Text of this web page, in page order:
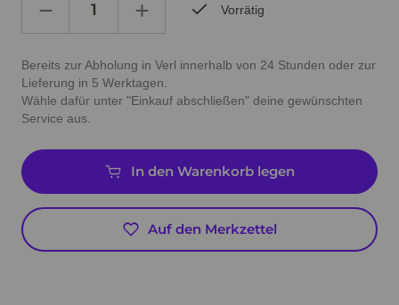
Vorrätig
Bereits zur Abholung in Verl innerhalb von 24 Stunden oder zur
Lieferung in 5 Werktagen.
Wähle dafür unter "Einkauf abschließen" deine gewünschten
Service aus.
In den Warenkorb legen
Auf den Merkzettel